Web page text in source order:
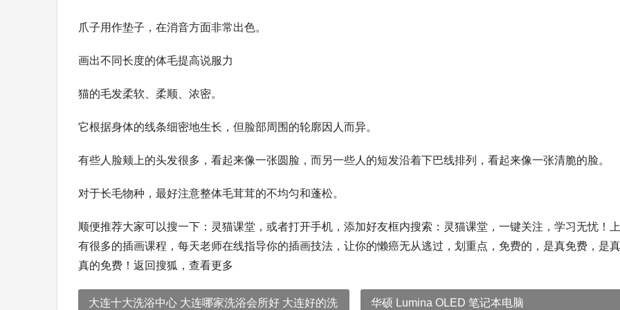
爪子用作垫子，在消音方面非常出色。
画出不同长度的体毛提高说服力
猫的毛发柔软、柔顺、浓密。
它根据身体的线条细密地生长，但脸部周围的轮廓因人而异。
有些人脸颊上的头发很多，看起来像一张圆脸，而另一些人的短发沿着下巴线排列，看起来像一张清脆的脸。
对于长毛物种，最好注意整体毛茸茸的不均匀和蓬松。
顺便推荐大家可以搜一下：灵猫课堂，或者打开手机，添加好友框内搜索：灵猫课堂，一键关注，学习无忧！
有很多的插画课程，每天老师在线指导你的插画技法，让你的懒癌无从逃过，划重点，免费的，是真免费，是
真的免费！返回搜狐，查看更多
大连十大洗浴中心 大连哪家洗浴会所好 大连好的洗 华硕 Lumina OLED 笔记本电脑